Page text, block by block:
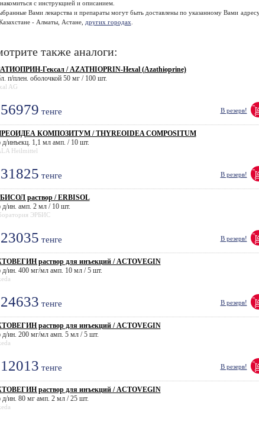
с инструкцией и описанием.
Вами лекарства и препараты могут быть доставлены по указанному Вами
- Алматы, Астане, других городах
также аналоги:
Гексал / AZATHIOPRIN-Hexal (Azathioprine)
п/плен. оболочкой 50 мг / 100 шт.
AG
56979 тенге В резерв!
КОМПОЗИТУМ / THYREOIDEA COMPOSITUM
д/инъекц. 1,1 мл амп. / 10 шт.
Heilmittel
31825 тенге В резерв!
раствор / ERBISOL
д/ин. амп. 2 мл / 10 шт.
ЭРБИС
23035 тенге В резерв!
раствор для инъекций / ACTOVEGIN
д/ин. 400 мг/мл амп. 10 мл / 5 шт.
24633 тенге В резерв!
раствор для инъекций / ACTOVEGIN
д/ин. 200 мг/мл амп. 5 мл / 5 шт.
12013 тенге В резерв!
раствор для инъекций / ACTOVEGIN
д/ин. 80 мг амп. 2 мл / 25 шт.